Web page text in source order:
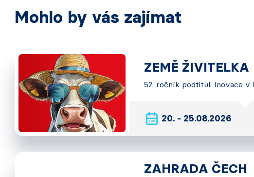
Mohlo by vás zajímat
ZEMĚ ŽIVITELKA
52. ročník podtitul: Inovace v
20. - 25.08.2026
ZAHRADA ČECH